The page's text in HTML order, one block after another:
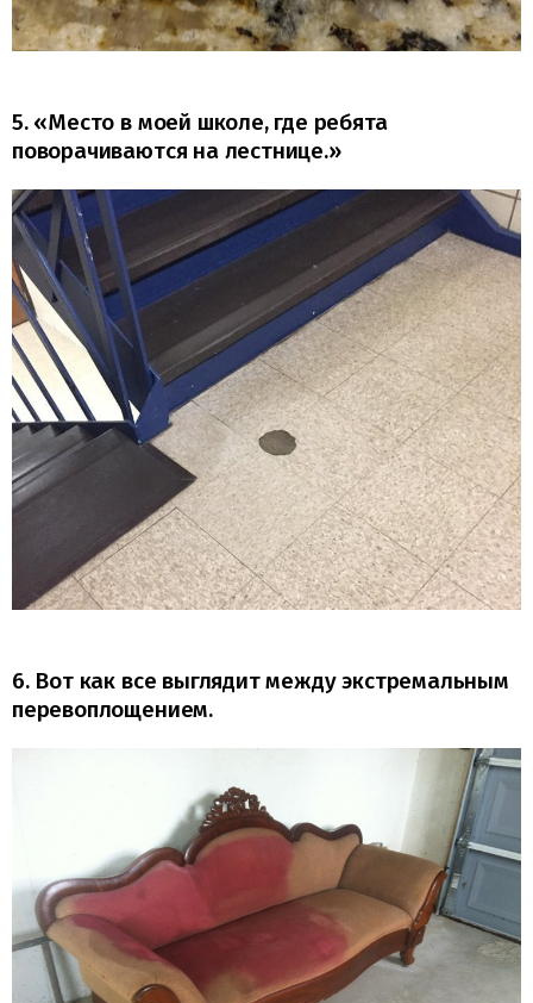
5. «Место в моей школе, где ребята
поворачиваются на лестнице.»
6. Вот как все выглядит между экстремальным
перевоплощением.